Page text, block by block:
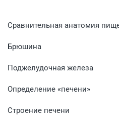
Сравнительная анатомия
Брюшина
Поджелудочная железа
Определение «печени»
Строение печени